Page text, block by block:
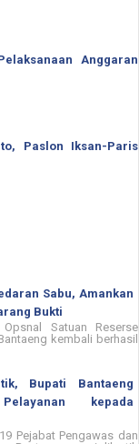
Anggaran
Paslon Iksan-Paris
Sabu, Amankan
Bukti
Satuan Reserse
kembali berhasil
Bupati Bantaeng
kepada
Pejabat Pengawas dan